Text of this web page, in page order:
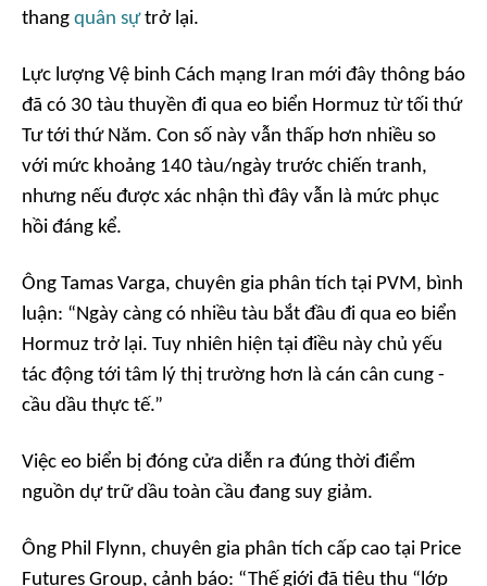
thang quân sựtrở lại.
Lực lượng Vệ binh Cách mạng Iran mới đây thông báo
đã có 30 tàu thuyền đi qua eo biển Hormuz từ tối thứ
Tư tới thứ Năm. Con số này vẫn thấp hơn nhiều so
với mức khoảng 140 tàu/ngày trước chiến tranh,
nhưng nếu được xác nhận thì đây vẫn là mức phục
hồi đáng kể.
Ông Tamas Varga, chuyên gia phân tích tại PVM, bình
luận: “Ngày càng có nhiều tàu bắt đầu đi qua eo biển
Hormuz trở lại. Tuy nhiên hiện tại điều này chủ yếu
tác động tới tâm lý thị trường hơn là cán cân cung -
cầu dầu thực tế.”
Việc eo biển bị đóng cửa diễn ra đúng thời điểm
nguồn dự trữ dầu toàn cầu đang suy giảm.
Ông Phil Flynn, chuyên gia phân tích cấp cao tại Price
Futures Group, cảnh báo: “Thế giới đã tiêu thụ “lớp